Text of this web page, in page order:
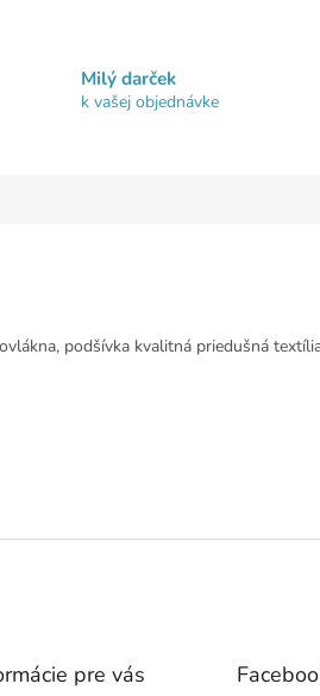
Milý darček
k vašej objednávke
podšívka kvalitná priedušná
pre vás